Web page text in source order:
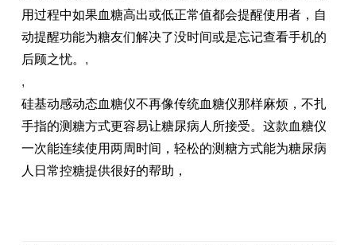
用过程中如果血糖高出或低正常值都会提醒使用者，自
动提醒功能为糖友们解决了没时间或是忘记查看手机的
后顾之忧。 ,
,
硅基动感动态血糖仪不再像传统血糖仪那样麻烦，不扎
手指的测糖方式更容易让糖尿病人所接受。这款血糖仪
一次能连续使用两周时间，轻松的测糖方式能为糖尿病
人日常控糖提供很好的帮助，